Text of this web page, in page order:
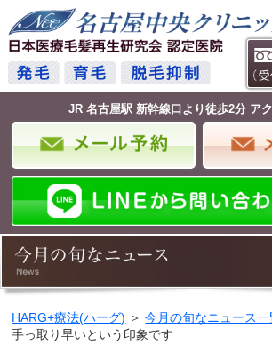
JR 名古屋駅 新幹線口より徒歩2分 ア
HARG+療法(ハーグ) ＞今月の旬なニュース一
手っ取り早いという印象です